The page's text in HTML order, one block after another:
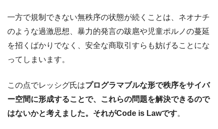
一方で規制できない無秩序の状態が続くことは、ネオナチ
のような過激思想、暴力的発言の跋扈や児童ポルノの蔓延
を招くばかりでなく、安全な商取引すらも妨げることにな
ってしまいます。
この点でレッシグ氏はプログラマブルな形で秩序をサイバ
ー空間に形成することで、これらの問題を解決できるので
はないかと考えました。それがCode is Lawです。